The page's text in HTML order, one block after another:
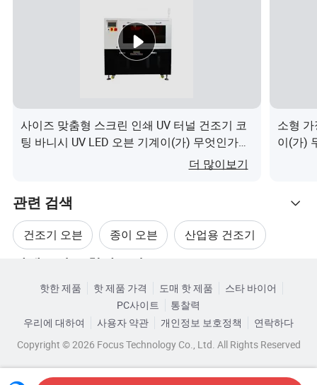
랙 설계가 적용되어 있어 트롤리를 밀 수 있습니다.
국제 테스트 표준을 준수합니다.
7.최고의 애프터 서비스: 1년 무료 부품 유지 관리
FAQ
회사의 프로그램에 관심이 있다면 저에게 연락하거나 이메
제품 정보는 홈페이지로 이동하십시오.
사이즈 맞춤형 스크린 인쇄 UV 터널 건조기 코
팅 바니시 UV LED 오븐 기계이(가) 무엇인가
더 많이보기
소형
이(가)
관련 검색
건조기 오븐 종이 오븐 산업용 건조기
핫한 제품 핫 제품 가격 도매 핫 제품
스타 바이어
PC사이트
통찰력
우리에 대하여
사용자 약관 개인정보 보호정책
연락하다
Copyright © 2026 Focus Technology Co., Ltd. All Rights Reserved